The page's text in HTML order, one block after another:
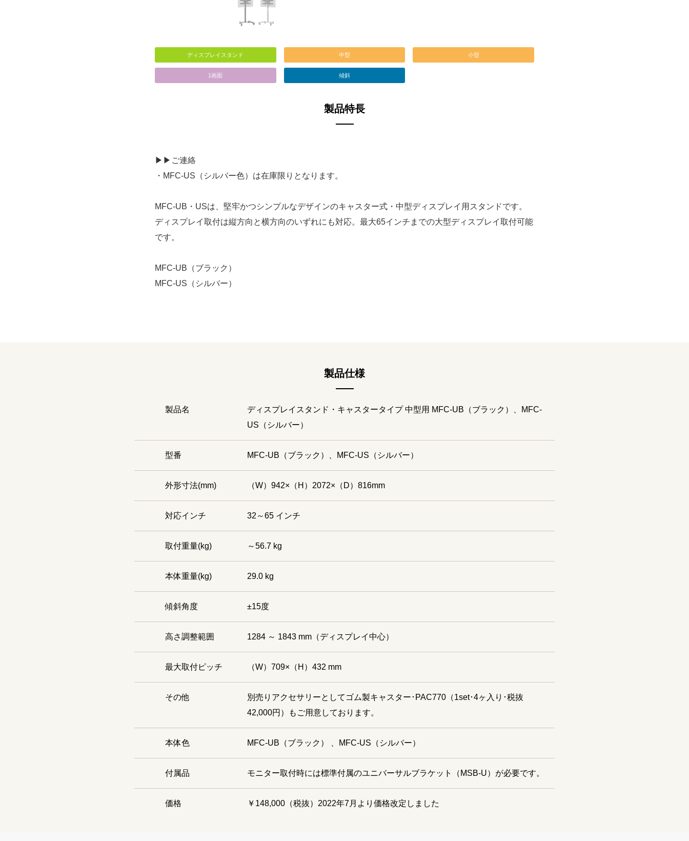
ディスプレイスタンド 中型 小型
1画面 傾斜
製品特長
▶▶ご連絡
・MFC-US（シルバー色）は在庫限りとなります。
MFC-UB・USは、堅牢かつシンプルなデザインのキャスター式・中型ディスプレイ用スタンドです。
ディスプレイ取付は縦方向と横方向のいずれにも対応。最大65インチまでの大型ディスプレイ取付可能
です。
MFC-UB（ブラック）
MFC-US（シルバー）
製品仕様
製品名
ディスプレイスタンド・キャスタータイプ 中型用 MFC-UB（ブラック）、MFC-
US（シルバー）
型番 MFC-UB（ブラック）、MFC-US（シルバー）
外形寸法(mm) （W）942×（H）2072×（D）816mm
対応インチ 32～65 インチ
取付重量(kg) ～56.7 kg
本体重量(kg) 29.0 kg
傾斜角度 ±15度
高さ調整範囲 1284 ～ 1843 mm（ディスプレイ中心）
最大取付ピッチ （W）709×（H）432 mm
その他
別売りアクセサリーとしてゴム製キャスター･PAC770（1set･4ヶ入り･税抜
42,000円）もご用意しております。
本体色 MFC-UB（ブラック） 、MFC-US（シルバー）
付属品 モニター取付時には標準付属のユニバーサルブラケット（MSB-U）が必要です。
価格 ￥148,000（税抜）2022年7月より価格改定しました